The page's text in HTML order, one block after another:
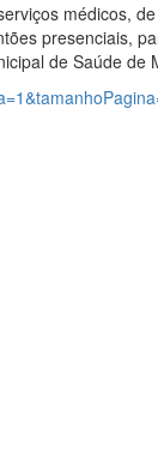
médicos,
presenciais,
de Saúde de